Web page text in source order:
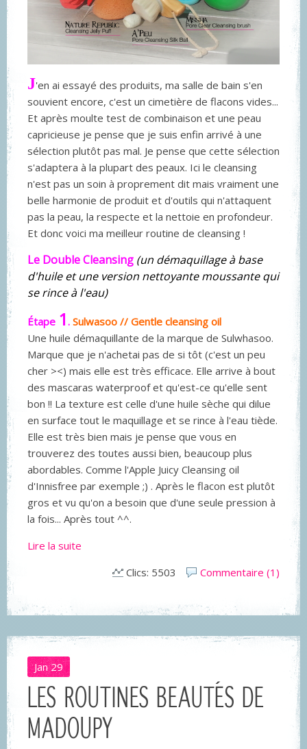
J'en ai essayé des produits, ma salle de bain s'en
souvient encore, c'est un cimetière de flacons vides...
Et après moulte test de combinaison et une peau
capricieuse je pense que je suis enfin arrivé à une
sélection plutôt pas mal. Je pense que cette sélection
s'adaptera à la plupart des peaux. Ici le cleansing
n'est pas un soin à proprement dit mais vraiment une
belle harmonie de produit et d'outils qui n'attaquent
pas la peau, la respecte et la nettoie en profondeur.
Et donc voici ma meilleur routine de cleansing !
Le Double Cleansing (un démaquillage à base
d'huile et une version nettoyante moussante qui
se rince à l'eau)
Étape 1 . Sulwasoo // Gentle cleansing oil
Une huile démaquillante de la marque de Sulwhasoo.
Marque que je n'achetai pas de si tôt (c'est un peu
cher ><) mais elle est très efficace. Elle arrive à bout
des mascaras waterproof et qu'est-ce qu'elle sent
bon !! La texture est celle d'une huile sèche qui dilue
en surface tout le maquillage et se rince à l'eau tiède.
Elle est très bien mais je pense que vous en
trouverez des toutes aussi bien, beaucoup plus
abordables. Comme l'Apple Juicy Cleansing oil
d'Innisfree par exemple ;) . Après le flacon est plutôt
gros et vu qu'on a besoin que d'une seule pression à
la fois... Après tout ^^.
Lire la suite
Commentaire (1)
Clics: 5503
Jan 29
LES ROUTINES BEAUTÉS DE
MADOUPY
LES
ROUTINES
BEAUTÉS
DE
MADOUPY